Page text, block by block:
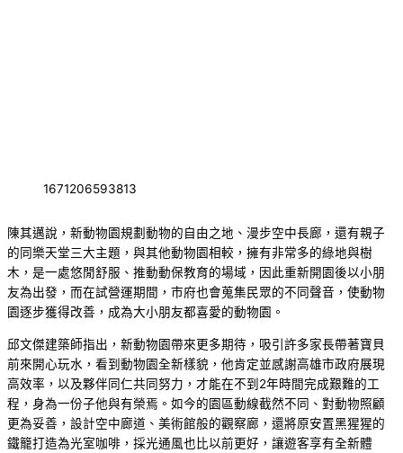
1671206593813
陳其邁說，新動物園規劃動物的自由之地、漫步空中長廊，還有親子
的同樂天堂三大主題，與其他動物園相較，擁有非常多的綠地與樹
木，是一處悠閒舒服、推動動保教育的場域，因此重新開園後以小朋
友為出發，而在試營運期間，市府也會蒐集民眾的不同聲音，使動物
園逐步獲得改善，成為大小朋友都喜愛的動物園。
邱文傑建築師指出，新動物園帶來更多期待，吸引許多家長帶著寶貝
前來開心玩水，看到動物園全新樣貌，他肯定並感謝高雄市政府展現
高效率，以及夥伴同仁共同努力，才能在不到2年時間完成艱難的工
程，身為一份子他與有榮焉。如今的園區動線截然不同、對動物照顧
更為妥善，設計空中廊道、美術館般的觀察廊，還將原安置黑猩猩的
鐵籠打造為光室咖啡，採光通風也比以前更好，讓遊客享有全新體